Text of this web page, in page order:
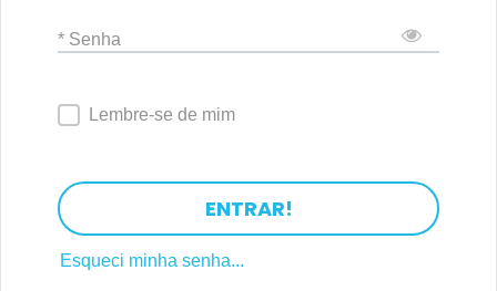
* Senha
Lembre-se de mim
ENTRAR!
Esqueci minha senha...